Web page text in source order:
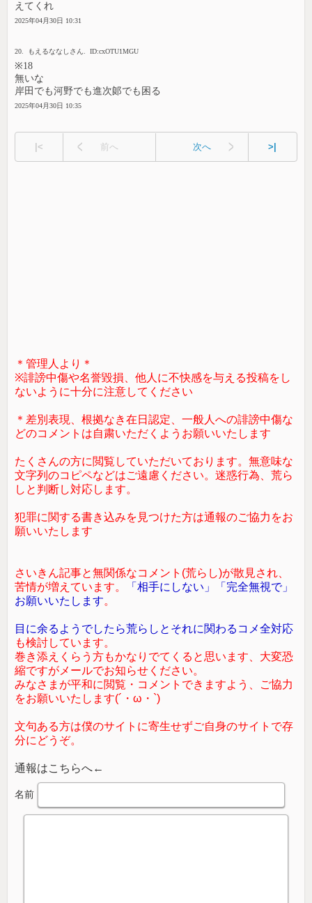
えてくれ
2025年04月30日 10:31
20. もえるななしさん. ID:cxOTU1MGU
※18
無いな
岸田でも河野でも進次郞でも困る
2025年04月30日 10:35
|< 前へ 次へ >|
＊管理人より＊
※誹謗中傷や名誉毀損、他人に不快感を与える投稿をし
ないように十分に注意してください
＊差別表現、根拠なき在日認定、一般人への誹謗中傷な
どのコメントは自粛いただくようお願いいたします
たくさんの方に閲覧していただいております。無意味な
文字列のコピペなどはご遠慮ください。迷惑行為、荒ら
しと判断し対応します。
犯罪に関する書き込みを見つけた方は通報のご協力をお
願いいたします
さいきん記事と無関係なコメント(荒らし)が散見され、
苦情が増えています。
「相手にしない」「完全無視で」
お願いいたします。
目に余るようでしたら荒らしとそれに関わるコメ全対応
も検討しています。
巻き添えくらう方もかなりでてくると思います、大変恐
縮ですがメールでお知らせください。
みなさまが平和に閲覧・コメントできますよう、ご協力
をお願いいたします(´・ω・`)
文句ある方は僕のサイトに寄生せずご自身のサイトで存
分にどうぞ。
通報はこちらへ←
名前